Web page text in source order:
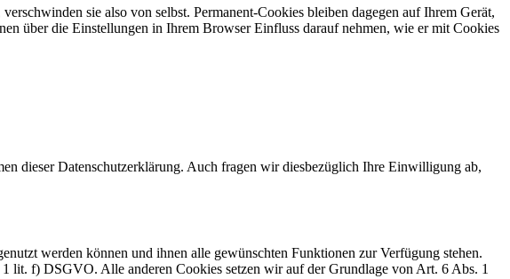
sie also von selbst. Permanent-Cookies bleiben dagegen auf Ihrem Gerät,
über die Einstellungen in Ihrem Browser Einfluss darauf nehmen, wie er mit Cookies
dieser Datenschutzerklärung. Auch fragen wir diesbezüglich Ihre Einwilligung ab,
werden können und ihnen alle gewünschten Funktionen zur Verfügung stehen.
lit. f) DSGVO. Alle anderen Cookies setzen wir auf der Grundlage von Art. 6 Abs. 1